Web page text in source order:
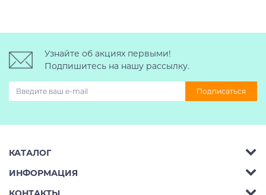
Узнайте об акциях первыми!
Подпишитесь на нашу рассылку.
Подписаться
КАТАЛОГ
Багажник на крышу авто
ИНФОРМАЦИЯ